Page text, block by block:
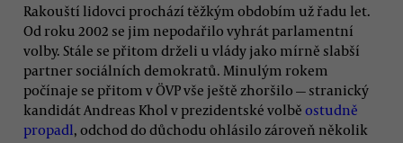
Rakouští lidovci prochází těžkým obdobím už řadu let.
Od roku 2002 se jim nepodařilo vyhrát parlamentní
volby. Stále se přitom drželi u vlády jako mírně slabší
partner sociálních demokratů. Minulým rokem
počínaje se přitom v ÖVP vše ještě zhoršilo — stranický
kandidát Andreas Khol v prezidentské volbě ostudně
propadl, odchod do důchodu ohlásilo zároveň několik